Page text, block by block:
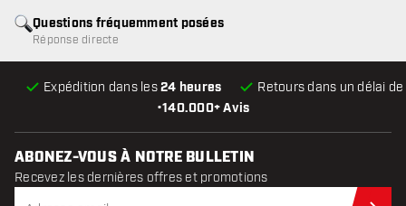
•140.000+ Avis
Expédition dans les24 heures Retours dans un délai de
Questions fréquemment posées
Réponse directe
ABONEZ-VOUS À NOTRE BULLETIN
Recevez les dernières offres et promotions